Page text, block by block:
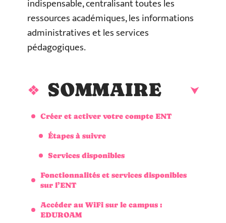
indispensable, centralisant toutes les
ressources académiques, les informations
administratives et les services
pédagogiques.
SOMMAIRE
Créer et activer votre compte ENT
Étapes à suivre
Services disponibles
Fonctionnalités et services disponibles
sur l’ENT
Accéder au WiFi sur le campus :
EDUROAM